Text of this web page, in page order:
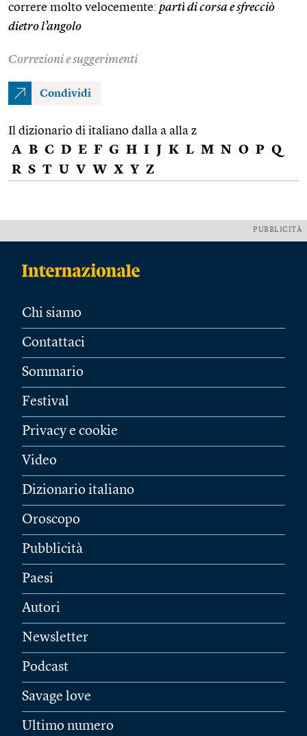
correre molto velocemente: partì di corsa e sfrecciò
dietro l’angolo
Correzioni e suggerimenti
Condividi
Il dizionario di italiano dalla a alla z
A B C D E F G H I J K L M N O P Q
R S T U V W X Y Z
PUBBLICITÀ
Chi siamo
Contattaci
Sommario
Festival
Privacy e cookie
Video
Dizionario italiano
Oroscopo
Pubblicità
Paesi
Autori
Newsletter
Podcast
Savage love
Ultimo numero